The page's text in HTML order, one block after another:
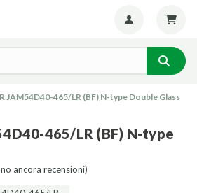
JAM54D40-465/LR (BF) N-type Double Glass
ancora recensioni)